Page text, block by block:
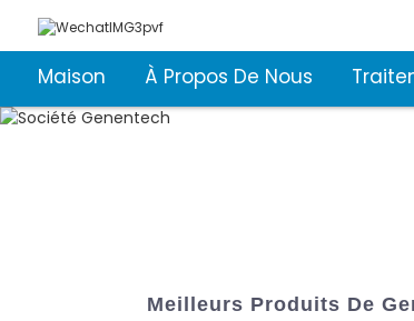
Maison À Propos De Nous
Meilleurs Produits De